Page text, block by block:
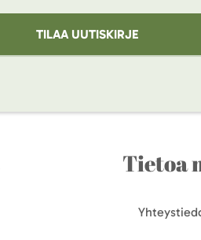
TILAA UUTISKIRJE
Tietoa